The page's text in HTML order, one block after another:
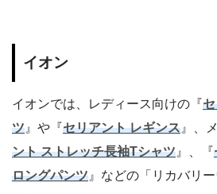
イオン
イオンでは、レディース向けの『
ツ 』や『セリアント レギンス 』、
ント ストレッチ長袖Tシャツ 』、『
ロングパンツ 』などの「リカバリ